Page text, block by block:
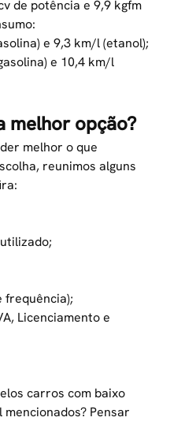
de potência e 9,9 kgfm
e 9,3 km/l (etanol);
e 10,4 km/l
melhor opção?
melhor o que
reunimos alguns
frequência);
Licenciamento e
carros com baixo
Pensar